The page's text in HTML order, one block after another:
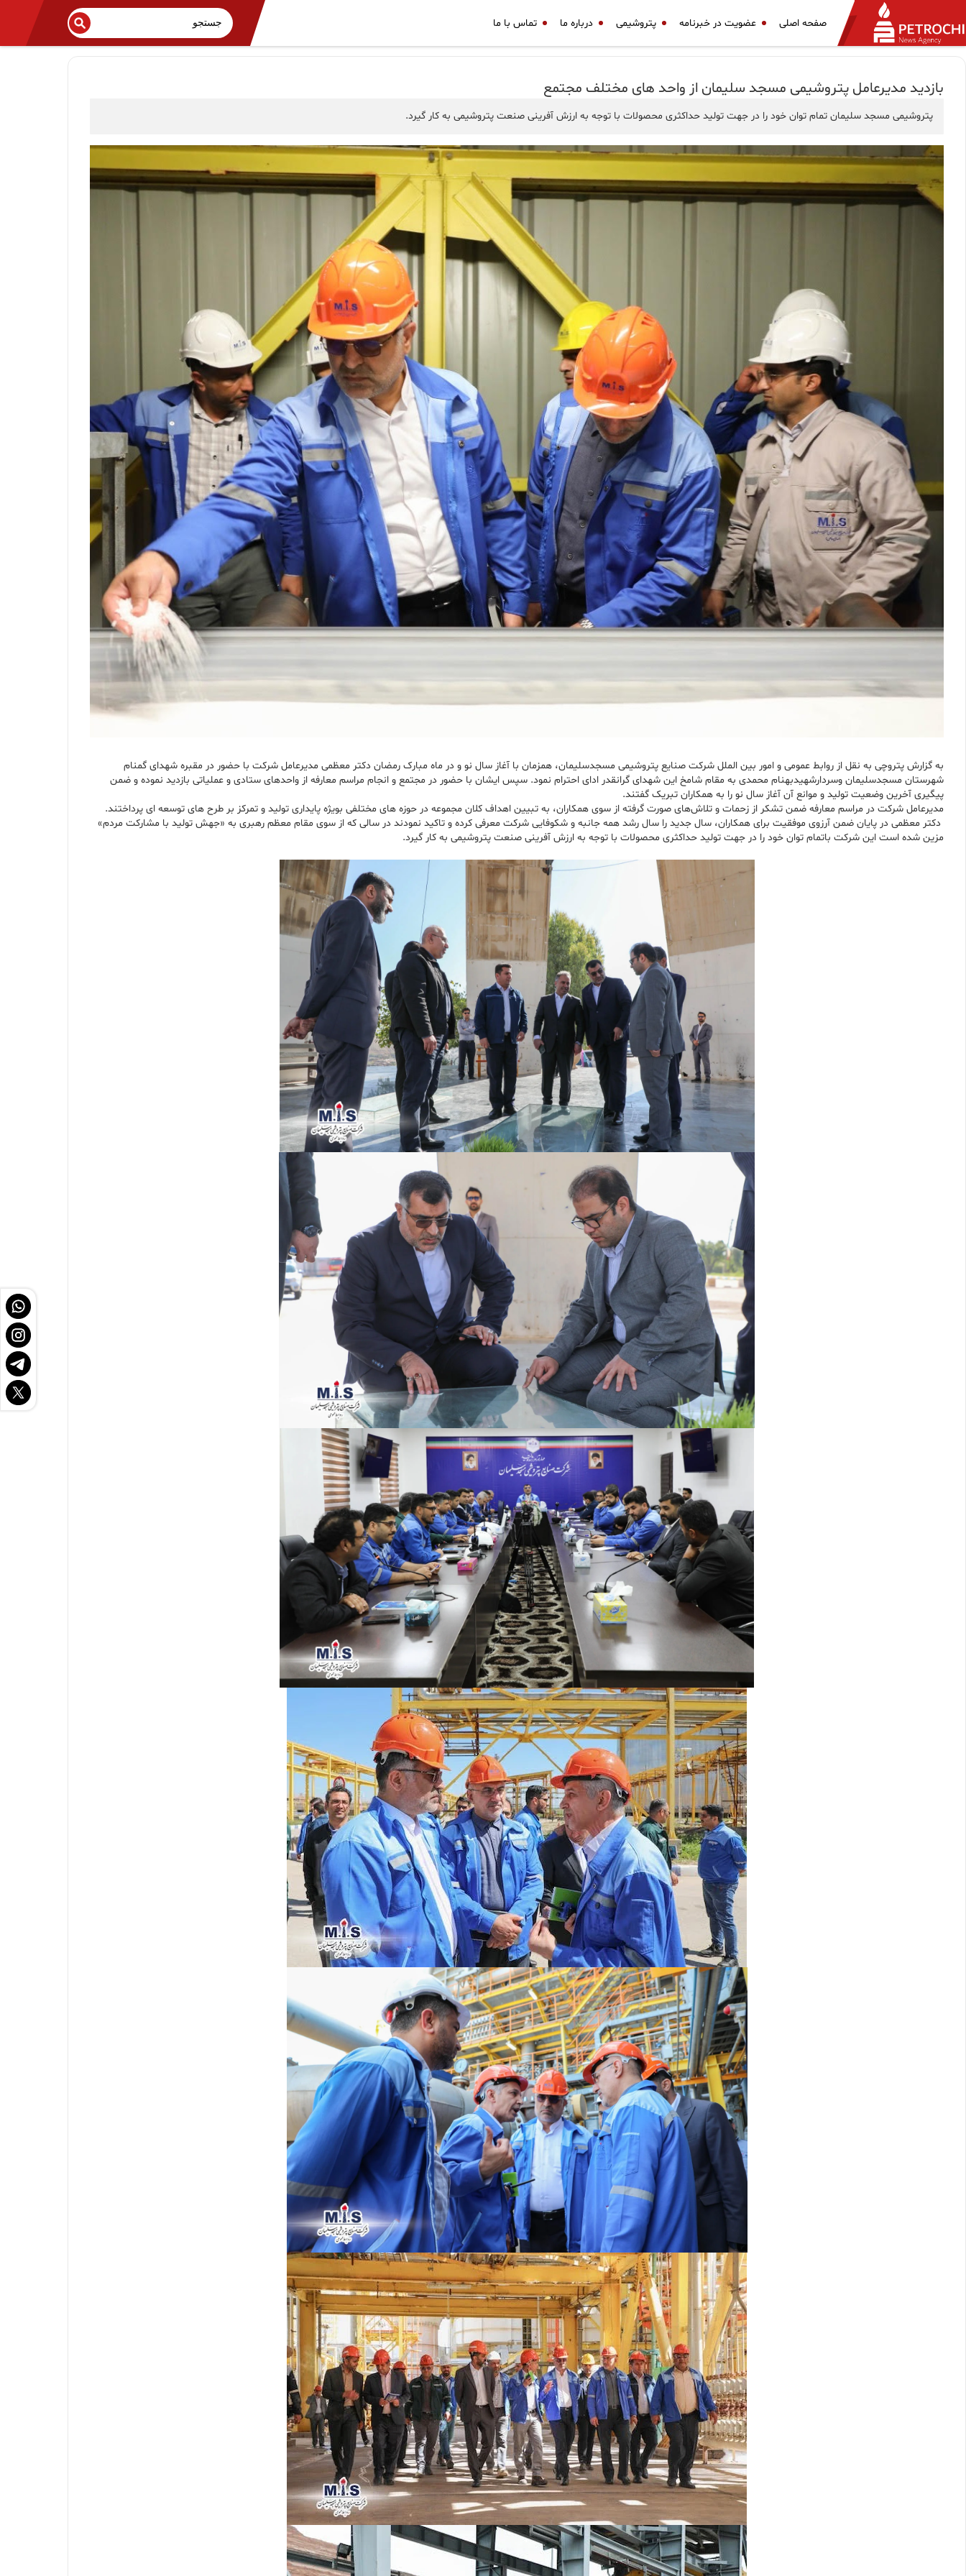
صفحه اصلی عضویت در خبرنامه پتروشیمی درباره ما تماس با ما
بازدید مدیرعامل پتروشیمی مسجد سلیمان از واحد های مختلف مجتمع
پتروشیمی مسجد سلیمان تمام توان خود را در جهت تولید حداکثری محصولات با توجه به ارزش آفرینی صنعت پتروشیمی به کار گیرد.
به گزارش پتروچی به نقل از روابط عمومی و امور بین الملل شرکت صنایع پتروشیمی مسجدسلیمان، همزمان با آغاز سال نو و در ماه مبارک رمضان دکتر معظمی مدیرعامل شرکت با حضور در مقبره شهدای گمنام
شهرستان مسجدسلیمان وسردارشهیدبهنام محمدی به مقام شامخ این شهدای گرانقدر ادای احترام نمود. سپس ایشان با حضور در مجتمع و انجام مراسم معارفه از واحد‌های ستادی و عملیاتی بازدید نموده و ضمن
پیگیری آخرین وضعیت تولید و موانع آن آغاز سال نو را به همکاران تبریک گفتند.
مدیرعامل شرکت در مراسم معارفه ضمن تشکر از زحمات و تلاش‌های صورت گرفته از سوی همکاران، به تبیین اهداف کلان مجموعه در حوزه های مختلفی بویژه پایداری تولید و تمرکز بر طرح های توسعه ای پرداختند.
دکتر معظمی در پایان ضمن آرزوی موفقیت برای همکاران، سال جدید را سال رشد همه جانبه و شکوفایی شرکت معرفی کرده و تاکید نمودند در سالی که از سوی مقام معظم رهبری به «جهش تولید با مشارکت مردم»
مزین شده است این شرکت باتمام توان خود را در جهت تولید حداکثری محصولات با توجه به ارزش آفرینی صنعت پتروشیمی به کار گیرد.